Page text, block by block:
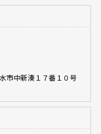
市中新湊１７番１０号